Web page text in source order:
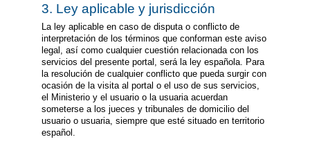
3. Ley aplicable y jurisdicción
La ley aplicable en caso de disputa o conflicto de
interpretación de los términos que conforman este aviso
legal, así como cualquier cuestión relacionada con los
servicios del presente portal, será la ley española. Para
la resolución de cualquier conflicto que pueda surgir con
ocasión de la visita al portal o el uso de sus servicios,
el Ministerio y el usuario o la usuaria acuerdan
someterse a los jueces y tribunales de domicilio del
usuario o usuaria, siempre que esté situado en territorio
español.